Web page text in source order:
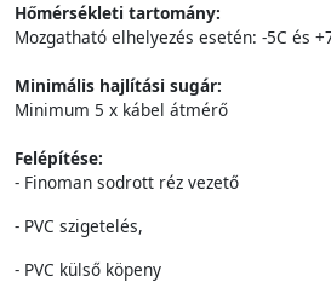
Hőmérsékleti tartomány:
Mozgatható elhelyezés esetén: -5C és
Minimális hajlítási sugár:
Minimum 5 x kábel átmérő
Felépítése:
- Finoman sodrott réz vezető
- PVC szigetelés,
- PVC külső köpeny